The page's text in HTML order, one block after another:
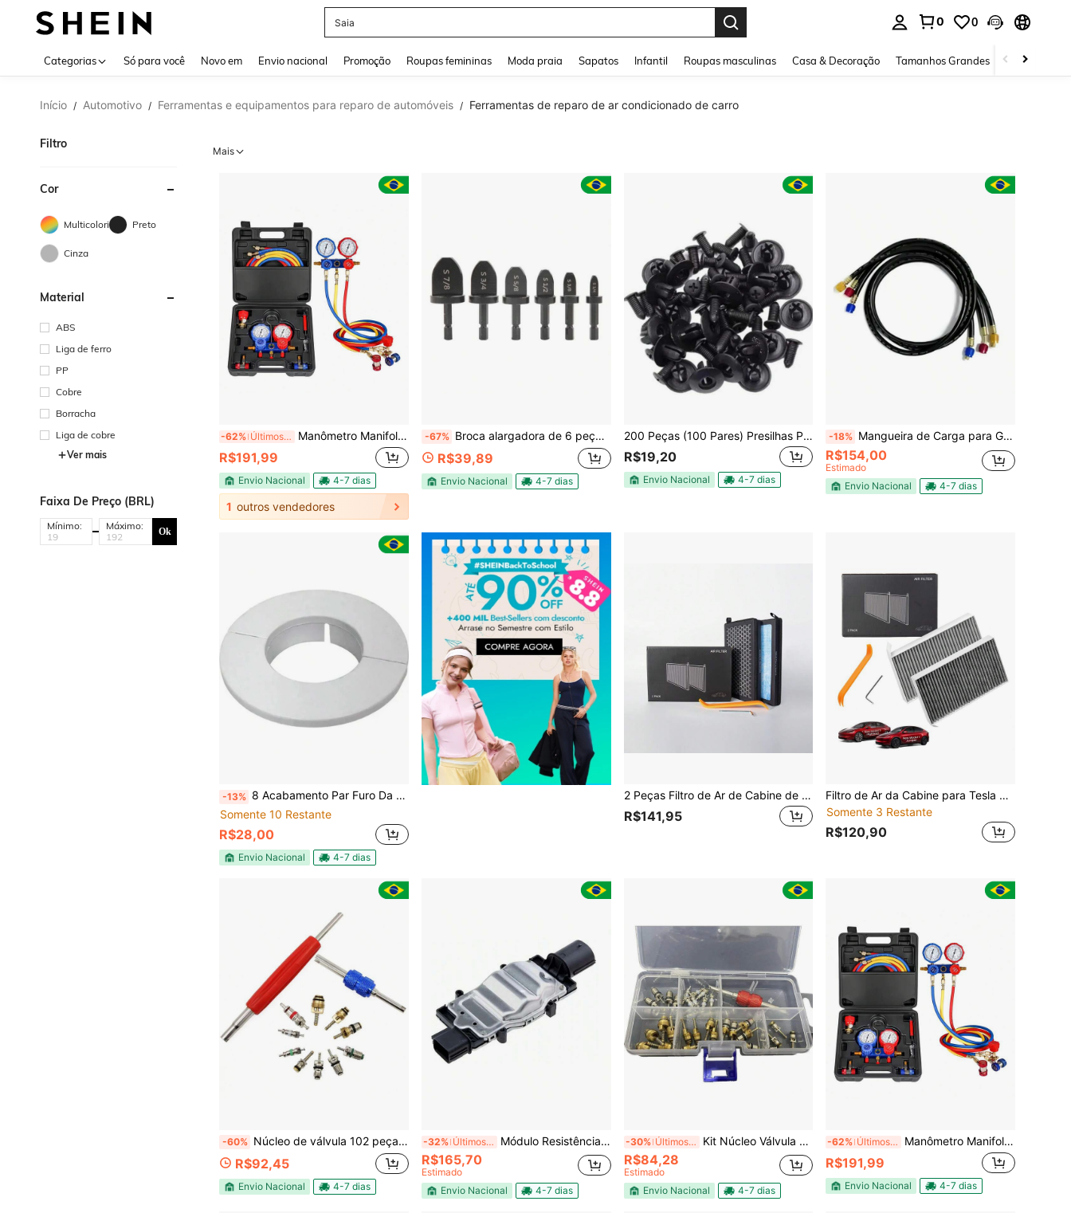
Calça Jeans Feminina
0 0
Categorias Só para você Novo em Envio nacional Promoção Roupas femininas Moda praia Sapatos Infantil Roupas masculinas Casa & Decoração Tamanhos Grandes Joias e
Início / Automotivo / Ferramentas e equipamentos para reparo de automóveis / Ferramentas de reparo de ar condicionado de carro
Filtro
Cor
Multicolorido Preto
Cinza
Material
ABS
Liga de ferro
PP
Cobre
Borracha
Liga de cobre
Ver mais
Faixa De Preço (BRL)
Mínimo: Máximo: Ok
Mais
-62% Últimos 2 dias Manômetro Manifold Ar Condicionado 3 Vias Compatível com R134A R22 R410A Kit Completo para Manutenção Automotiva e Residencial com Maleta
R$191,99
Envio Nacional 4-7 dias
1 outros vendedores
-67% Broca alargadora de 6 peças para expansão de tubos de cobre e alumínio
R$39,89
Envio Nacional 4-7 dias
200 Peças (100 Pares) Presilhas Plásticas Automotivas Fixadores de Forro e Parachoque Universal – Clipe de Fixação Preta
R$19,20
Envio Nacional 4-7 dias
-18% Mangueira de Carga para Gás Refrigerante com Código de Cores (3 Cores) 150cm 1/4
R$154,00
Estimado
Envio Nacional
4-7 dias
-13% 8 Acabamento Par Furo Da Serra-copo - Ar Condicionado Split
Somente 10 Restante
R$28,00
Envio Nacional 4-7 dias
2 Peças Filtro de Ar de Cabine de Carvão Ativado para Ar-Condicionado Modelo Y, Acessórios de Substituição para Carro
R$141,95
Filtro de Ar da Cabine para Tesla para Model Y 2020-2026, Filtro de Ar de Carvão Ativado com Kit de Substituição para Model 3 2017-2026, Acessórios para Carro 2 Pacotes
Somente 3 Restante
R$120,90
-60% Núcleo de válvula 102 peças, núcleo de válvula de ar condicionado automotivo e válvula de ferramentas
R$92,45
Envio Nacional 4-7 dias
-32% Últimos 3 dias Módulo Resistência Eletrônica Ventoinha
R$165,70
Estimado
Envio Nacional
4-7 dias
-30% Últimos 3 dias Kit Núcleo Válvula -33pcs Ar Condicionado Automotivo
R$84,28
Estimado
Envio Nacional
4-7 dias
-62% Últimos 2 dias Manômetro Manifold Ar Condicionado Automotivo R134 C/ Maleta Mangueiras
R$191,99
Envio Nacional 4-7 dias